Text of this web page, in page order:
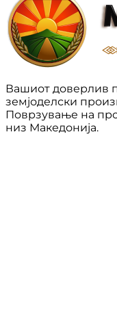
Вашиот доверлив
земјоделски
Поврзување на
низ Македонија.